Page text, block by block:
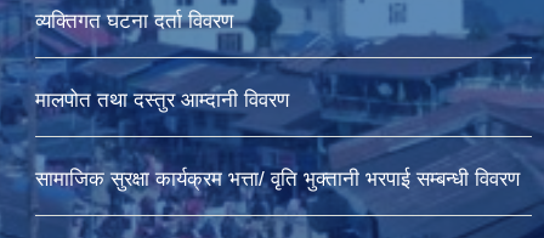
व्यक्तिगत घटना दर्ता विवरण
मालपोत तथा दस्तुर आम्दानी विवरण
सामाजिक सुरक्षा कार्यक्रम भत्ता/ वृति भुक्तानी भरपाई सम्बन्धी विवरण